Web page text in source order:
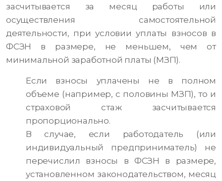
засчитывается за месяц работы или
осуществления самостоятельной
деятельности, при условии уплаты взносов в
ФСЗН в размере, не меньшем, чем от
минимальной заработной платы (МЗП).
Если взносы уплачены не в полном
объеме (например, с половины МЗП), то и
страховой стаж засчитывается
пропорционально.
В случае, если работодатель (или
индивидуальный предприниматель) не
перечислил взносы в ФСЗН в размере,
установленном законодательством, месяц